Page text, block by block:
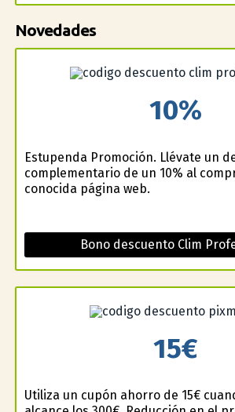
Novedades
10%
Estupenda Promoción. Llévate un
complementario de un 10% al
conocida página web.
Bono descuento Clim
15€
Utiliza un cupón ahorro de 15€